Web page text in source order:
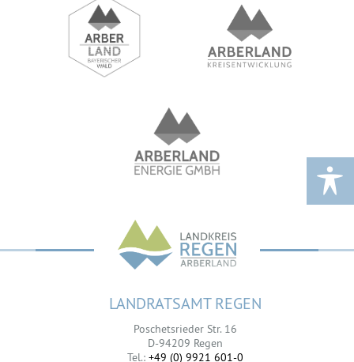
LANDRATSAMT REGEN
Poschetsrieder Str. 16
D-94209 Regen
Tel.: +49 (0) 9921 601-0